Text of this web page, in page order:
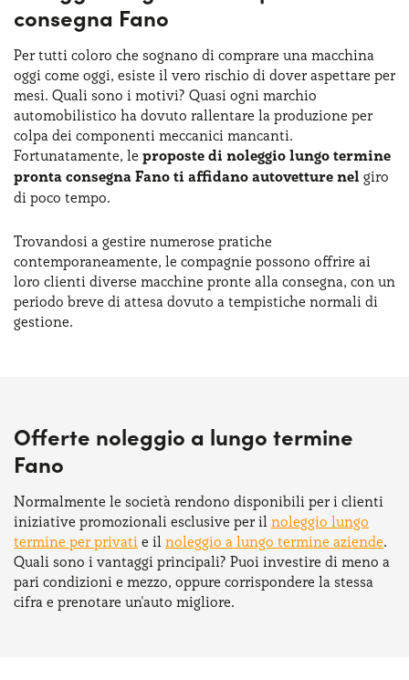
consegna Fano
Per tutti coloro che sognano di comprare una macchina
oggi come oggi, esiste il vero rischio di dover aspettare per
mesi. Quali sono i motivi? Quasi ogni marchio
automobilistico ha dovuto rallentare la produzione per
colpa dei componenti meccanici mancanti.
Fortunatamente, le proposte di noleggio lungo termine
pronta consegna Fano ti affidano autovetture nel giro
di poco tempo.
Trovandosi a gestire numerose pratiche
contemporaneamente, le compagnie possono offrire ai
loro clienti diverse macchine pronte alla consegna, con un
periodo breve di attesa dovuto a tempistiche normali di
gestione.
Offerte noleggio a lungo termine
Fano
Normalmente le società rendono disponibili per i clienti
iniziative promozionali esclusive per il noleggio lungo
termine per privati e il noleggio a lungo termine aziende.
Quali sono i vantaggi principali? Puoi investire di meno a
pari condizioni e mezzo, oppure corrispondere la stessa
cifra e prenotare un'auto migliore.